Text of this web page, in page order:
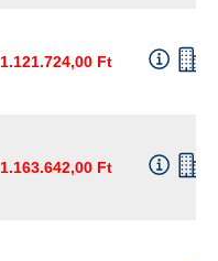
1.121.724,00 Ft
1.163.642,00 Ft